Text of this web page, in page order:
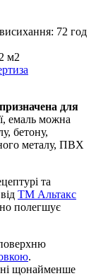
72 год
м2
для
емаль можна
бетону,
металу, ПВХ
та
ТМ Альтакс
полегшує
.
щонайменше